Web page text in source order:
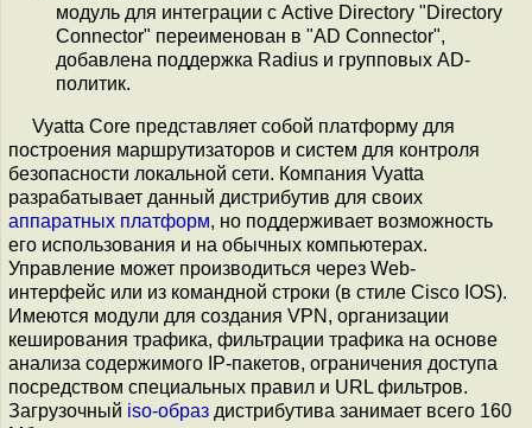
модуль для интеграции с Active Directory "Directory
Connector" переименован в "AD Connector",
добавлена поддержка Radius и групповых AD-
политик.
Vyatta Core представляет собой платформу для
построения маршрутизаторов и систем для контроля
безопасности локальной сети. Компания Vyatta
разрабатывает данный дистрибутив для своих
аппаратных платформ, но поддерживает возможность
его использования и на обычных компьютерах.
Управление может производиться через Web-
интерфейс или из командной строки (в стиле Cisco IOS).
Имеются модули для создания VPN, организации
кеширования трафика, фильтрации трафика на основе
анализа содержимого IP-пакетов, ограничения доступа
посредством специальных правил и URL фильтров.
Загрузочный iso-образ дистрибутива занимает всего 160